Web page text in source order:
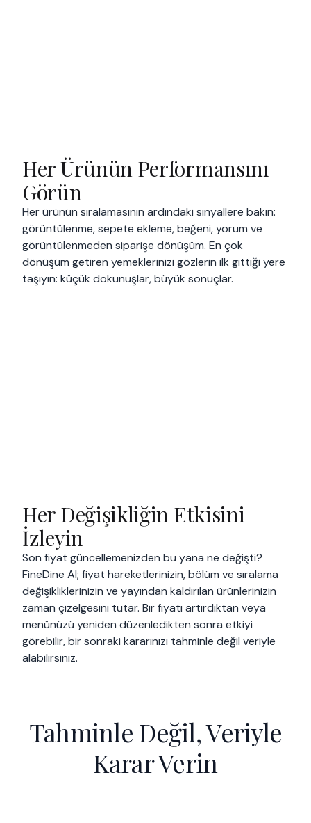
Her Ürünün Performansını
Görün
Her ürünün sıralamasının ardındaki sinyallere bakın:
görüntülenme, sepete ekleme, beğeni, yorum ve
görüntülenmeden siparişe dönüşüm. En çok
dönüşüm getiren yemeklerinizi gözlerin ilk gittiği yere
taşıyın: küçük dokunuşlar, büyük sonuçlar.
Her Değişikliğin Etkisini
İzleyin
Son fiyat güncellemenizden bu yana ne değişti?
FineDine AI; fiyat hareketlerinizin, bölüm ve sıralama
değişikliklerinizin ve yayından kaldırılan ürünlerinizin
zaman çizelgesini tutar. Bir fiyatı artırdıktan veya
menünüzü yeniden düzenledikten sonra etkiyi
görebilir, bir sonraki kararınızı tahminle değil veriyle
alabilirsiniz.
Tahminle Değil, Veriyle
Karar Verin